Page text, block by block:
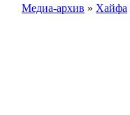
Медиа-архив » Хайфа